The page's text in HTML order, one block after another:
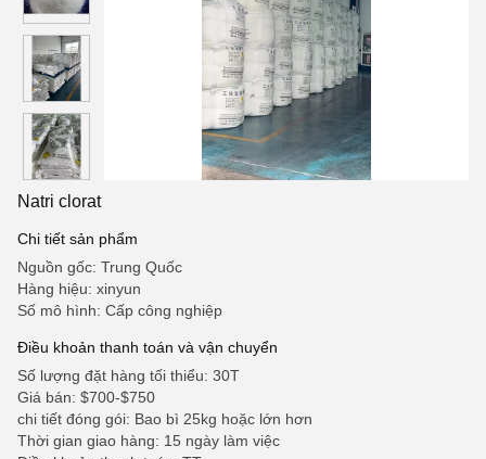
Natri clorat
Chi tiết sản phẩm
Nguồn gốc: Trung Quốc
Hàng hiệu: xinyun
Số mô hình: Cấp công nghiệp
Điều khoản thanh toán và vận chuyển
Số lượng đặt hàng tối thiểu: 30T
Giá bán: $700-$750
chi tiết đóng gói: Bao bì 25kg hoặc lớn hơn
Thời gian giao hàng: 15 ngày làm việc